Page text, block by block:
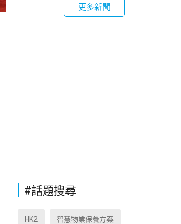
更多新聞
#話題搜尋
HK2 智慧物業保養方案